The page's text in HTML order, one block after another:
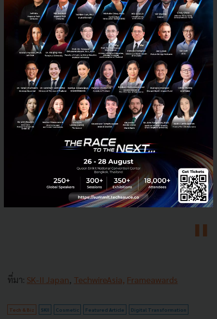
"มันไม่ใช่ยุคของปลาใหญ่กินปลา
เล็ก แต่คือยุคของปลาเร็วกินปลาที่เคลื่อน
ตัวช้า และนี่คือสิ่งที่SK-IIยึดถือและการ
เคลื่อนตัวไปข้างหน้าคือเรื่องสำคัญ มัน
เป็นสิ่งทางที่น่าตื่นเต้น พวกเราเองก็ยังอยู่
ช่วงกำลังเรียนรู้ ปรับปรุง และนี่เป็นเพียง
แค่จุดเริ่มต้นเท่านั้น" Sandeep Seth
แห่งSK-IIกล่าว
ที่มา: SK-II Japan, TechwireAsia, Frameawards
Tech & Biz SKII Cosmetic Featured Article Digital Transformation